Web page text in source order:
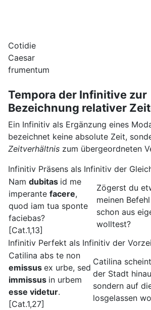
Cotidie
Caesar
frumentum
Tempora der Infinitive zur
Bezeichnung relativer
Ein Infinitiv als Ergänzung eines
bezeichnet keine absolute Zeit,
Zeitverhältnis zum übergeordneten
Infinitiv Präsens als Infinitiv der
Nam dubitas id me
imperante facere,
quod iam tua sponte
faciebas?
[Cat.1,13]
Zögerst du
meinen
schon aus
wolltest?
Infinitiv Perfekt als Infinitiv der
Catilina abs te non
emissus ex urbe, sed
immissus in urbem
esse videtur.
[Cat.1,27]
Catilina
der Stadt
sondern auf
losgelassen